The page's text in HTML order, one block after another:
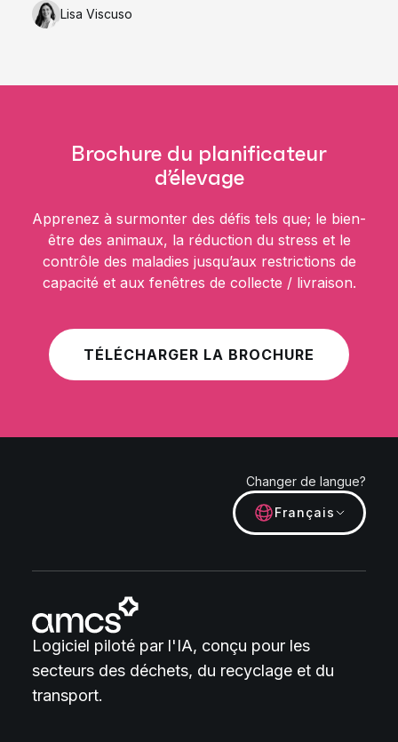
Lisa Viscuso
Brochure du planificateur
d’élevage
Apprenez à surmonter des défis tels que; le bien-
être des animaux, la réduction du stress et le
contrôle des maladies jusqu’aux restrictions de
capacité et aux fenêtres de collecte / livraison.
TÉLÉCHARGER LA BROCHURE
Changer de langue?
Français
Logiciel piloté par l'IA, conçu pour les
secteurs des déchets, du recyclage et du
transport.